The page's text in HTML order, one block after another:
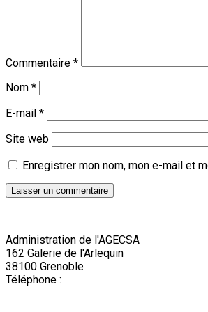
Commentaire *
Nom *
E-mail *
Site web
Enregistrer mon nom, mon e-mail et
Administration de l'AGECSA
162 Galerie de l'Arlequin
38100 Grenoble
Téléphone :